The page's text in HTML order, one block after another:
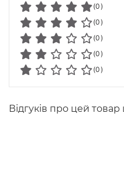
(0)
(0)
(0)
(0)
(0)
Відгуків про цей